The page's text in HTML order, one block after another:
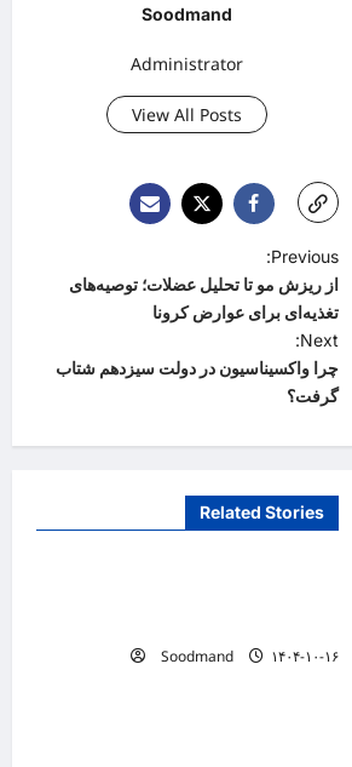
Soodmand
Administrator
View All Posts
P
o
s
t
n
a
i
Previous:
از ریزش مو تا تحلیل عضلات؛ توصیه‌های
تغذیه‌ای برای عوارض کرونا
Next:
چرا واکسیناسیون در دولت سیزدهم شتاب
گرفت؟
Related Stories
دانستنیهای پزشکی
Soodmand ۱۴۰۴-۱۰-۱۶
دانستنیهای پزشکی